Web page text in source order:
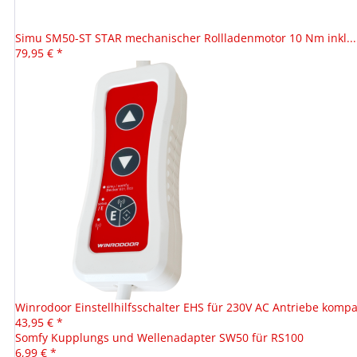
Simu SM50-ST STAR mechanischer Rollladenmotor 10 Nm
79,95 € *
Winrodoor Einstellhilfsschalter EHS für 230V AC Antriebe
43,95 € *
Somfy Kupplungs und Wellenadapter SW50 für RS100
6,99 € *